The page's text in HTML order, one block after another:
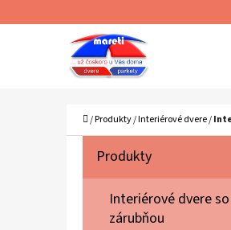
Domov
/Produkty/Interiérové dvere/
Preskočiť
kategórie
K
T
Produkty
Interiérové dvere so
zárubňou
Späť
Späť